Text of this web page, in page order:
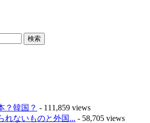
？韓国？ - 111,859 views
れないものと外国... - 58,705 views